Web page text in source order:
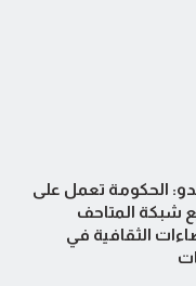
الحكومة تعمل على
شبكة المتاحف
الثقافية في